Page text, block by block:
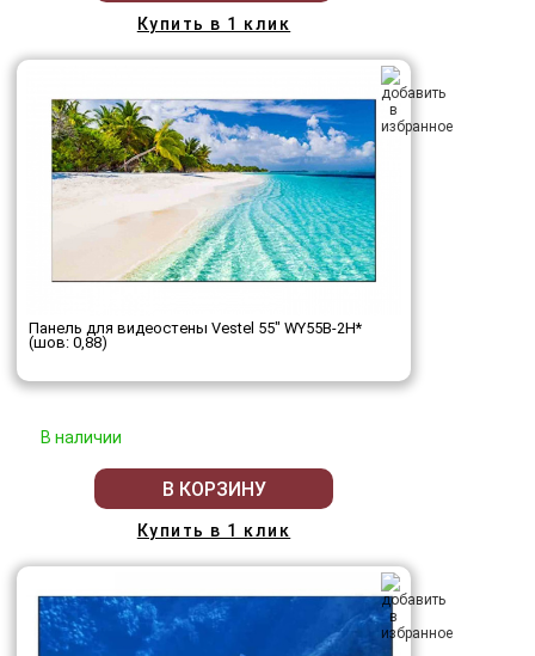
Купить в 1 клик
Панель для видеостены Vestel 55" WY55B-2H*
(шов: 0,88)
В наличии
В КОРЗИНУ
Купить в 1 клик